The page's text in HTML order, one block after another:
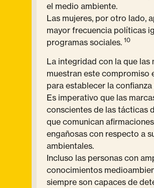
el medio ambiente.
Las mujeres, por otro lado,
mayor frecuencia políticas
programas sociales. 10
La integridad con la que las
muestran este compromiso
para establecer la
Es imperativo que las
conscientes de las tácticas
que comunican
engañosas con respecto a
ambientales.
Incluso las personas con
conocimientos
siempre son capaces de